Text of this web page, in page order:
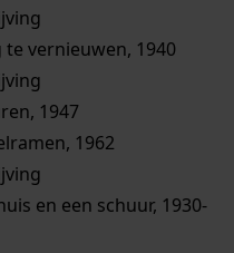
vernieuwen, 1940
1947
1962
en een schuur, 1930-